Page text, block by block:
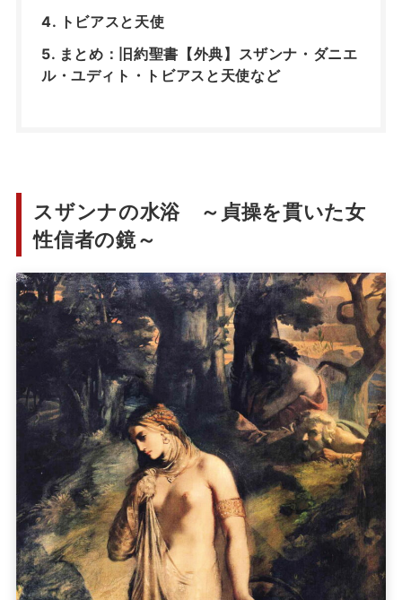
トビアスと天使
まとめ：旧約聖書【外典】スザンナ・ダニエ
ル・ユディト・トビアスと天使など
スザンナの水浴 ～貞操を貫いた女
性信者の鏡～